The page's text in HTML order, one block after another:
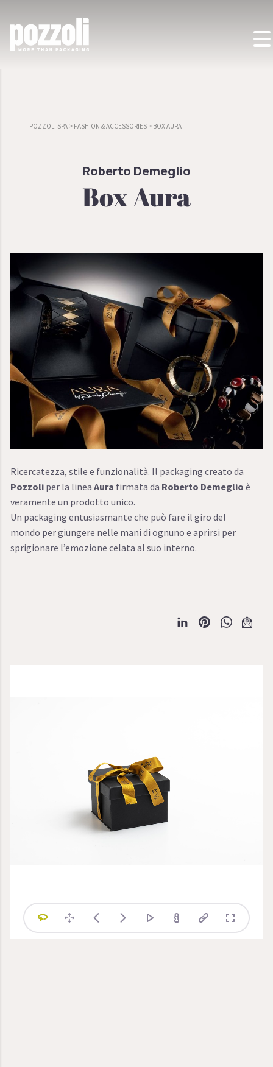
POZZOLI SPA > FASHION & ACCESSORIES > BOX AURA
Roberto Demeglio
Box Aura
Ricercatezza, stile e funzionalità. Il packaging creato da
Pozzoli per la linea Aura firmata da Roberto Demeglio è
veramente un prodotto unico.
Un packaging entusiasmante che può fare il giro del
mondo per giungere nelle mani di ognuno e aprirsi per
sprigionare l’emozione celata al suo interno.